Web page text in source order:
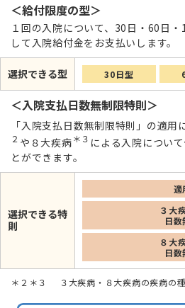
＜給付限度の型＞
１回の入院について、30日・60日
して入院給付金をお支払いします。
選択できる型 30日型
＜入院支払日数無制限特則＞
「入院支払日数無制限特則」の適用
２ や８大疾病＊３ による入院につい
とができます。
選択できる特
則
適
３大
日
８大
日
３大疾病・８大疾病の疾病の